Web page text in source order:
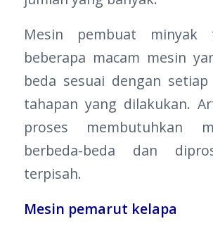
Mesin pembuat minyak
beberapa macam mesin
beda sesuai dengan
tahapan yang dilakukan.
proses membutuhkan
berbeda-beda dan
terpisah.
Mesin pemarut kelapa